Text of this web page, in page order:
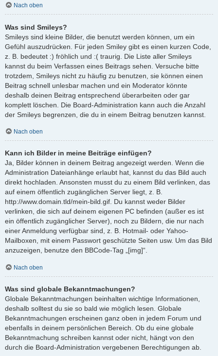
Nach oben
Was sind Smileys?
Smileys sind kleine Bilder, die benutzt werden können, um ein
Gefühl auszudrücken. Für jeden Smiley gibt es einen kurzen Code,
z. B. bedeutet :) fröhlich und :( traurig. Die Liste aller Smileys
kannst du beim Verfassen eines Beitrags sehen. Versuche bitte
trotzdem, Smileys nicht zu häufig zu benutzen, sie können einen
Beitrag schnell unlesbar machen und ein Moderator könnte
deshalb deinen Beitrag entsprechend überarbeiten oder gar
komplett löschen. Die Board-Administration kann auch die Anzahl
der Smileys begrenzen, die du in einem Beitrag benutzen kannst.
Nach oben
Kann ich Bilder in meine Beiträge einfügen?
Ja, Bilder können in deinem Beitrag angezeigt werden. Wenn die
Administration Dateianhänge erlaubt hat, kannst du das Bild auch
direkt hochladen. Ansonsten musst du zu einem Bild verlinken, das
auf einem öffentlich zugänglichen Server liegt, z. B.
http://www.domain.tld/mein-bild.gif. Du kannst weder Bilder
verlinken, die sich auf deinem eigenen PC befinden (außer es ist
ein öffentlich zugänglicher Server), noch zu Bildern, die nur nach
einer Anmeldung verfügbar sind, z. B. Hotmail- oder Yahoo-
Mailboxen, mit einem Passwort geschützte Seiten usw. Um das Bild
anzuzeigen, benutze den BBCode-Tag „[img]“.
Nach oben
Was sind globale Bekanntmachungen?
Globale Bekanntmachungen beinhalten wichtige Informationen,
deshalb solltest du sie so bald wie möglich lesen. Globale
Bekanntmachungen erscheinen ganz oben in jedem Forum und
ebenfalls in deinem persönlichen Bereich. Ob du eine globale
Bekanntmachung schreiben kannst oder nicht, hängt von den
durch die Board-Administration vergebenen Berechtigungen ab.